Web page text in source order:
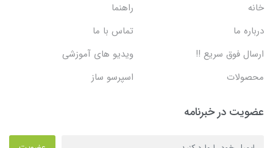
خانه
راهنما
درباره ما
تماس با ما
ارسال فوق سریع !!
ویدیو های آموزشی
محصولات
اسپرسو ساز
عضویت در خبرنامه